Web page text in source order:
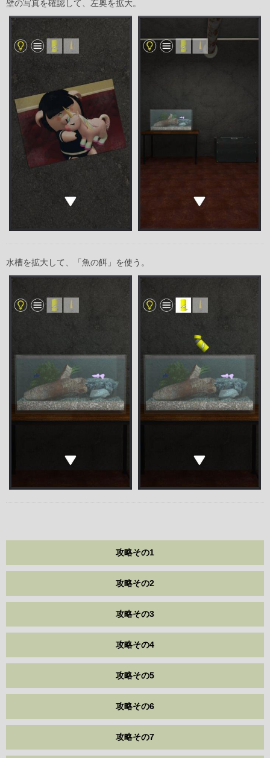
壁の写真を確認して、左奥を拡大。
水槽を拡大して、「魚の餌」を使う。
攻略その1
攻略その2
攻略その3
攻略その4
攻略その5
攻略その6
攻略その7